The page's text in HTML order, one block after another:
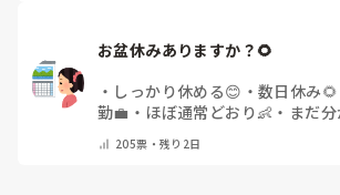
お盆休みありますか？🌻
・ しっかり休める😊 ・ 数日休み🌻
勤💼 ・ ほぼ通常どおり👶 ・ まだ
205票・残り2日